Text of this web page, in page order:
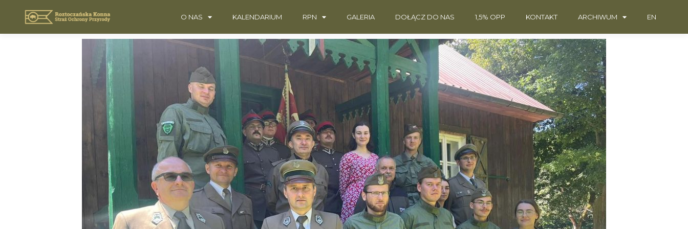
O NAS KALENDARIUM RPN GALERIA DOŁĄCZ DO NAS 1,5% OPP KONTAKT ARCHIWUM EN